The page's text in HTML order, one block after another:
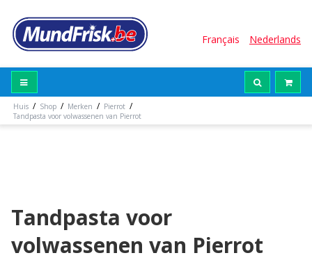
Français Nederlands
Huis / Shop / Merken / Pierrot /
Tandpasta voor volwassenen van Pierrot
Tandpasta voor
volwassenen van Pierrot